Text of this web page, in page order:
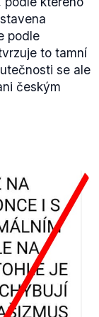
podle
to tamní
se ale
českým